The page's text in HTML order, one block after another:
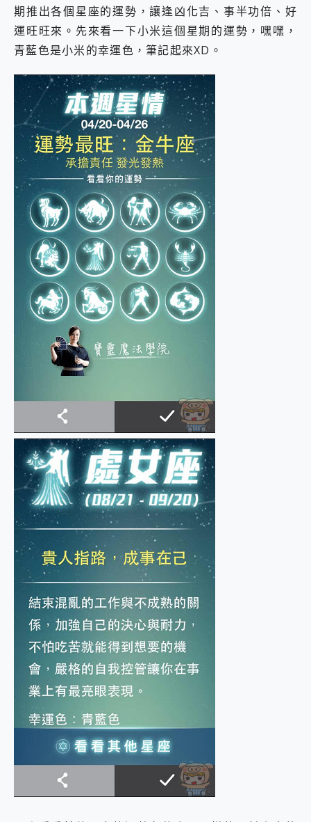
期推出各個星座的運勢，讓逢凶化吉、事半功倍、好
運旺旺來。先來看一下小米這個星期的運勢，嘿嘿，
青藍色是小米的幸運色，筆記起來XD。